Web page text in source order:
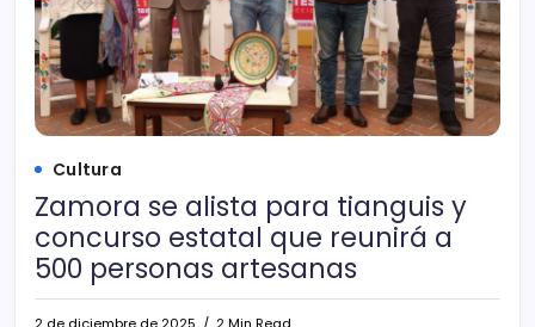
Cultura
Zamora se alista para tianguis y
concurso estatal que reunirá a
500 personas artesanas